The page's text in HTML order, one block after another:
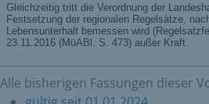
Alle bisherigen Fassungen dieser